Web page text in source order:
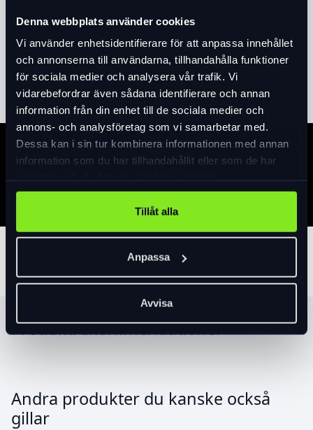
Denna webbplats använder cookies
Vi använder enhetsidentifierare för att anpassa innehållet
och annonserna till användarna, tillhandahålla funktioner
för sociala medier och analysera vår trafik. Vi
vidarebefordrar även sådana identifierare och annan
information från din enhet till de sociala medier och
annons- och analysföretag som vi samarbetar med.
Dessa kan i sin tur kombinera informationen med annan
information som du har tillhandahållit eller som de har
Tillåt alla
Anpassa
Avvisa
Produktinformation
Läs merexpand_more
Specifikation
Produktrekommendationer
Andra produkter du kanske också
gillar